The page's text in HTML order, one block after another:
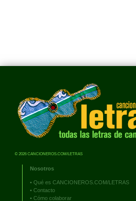
© 2026 CANCIONEROS.COM/LETRAS
Nosotros
• Qué es CANCIONEROS.COM/LETRAS
• Contacto
• Cómo colaborar